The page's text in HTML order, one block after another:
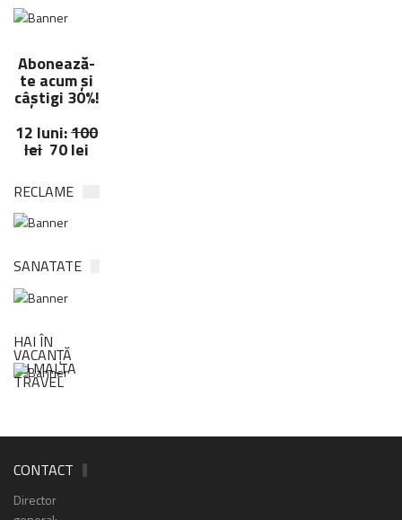
Abonează-
te acum și
câștigi 30%!
12 luni:100
lei70 lei
RECLAME
SANATATE
HAI ÎN
VACANȚĂ
CU MALTA
TRAVEL
CONTACT
Director